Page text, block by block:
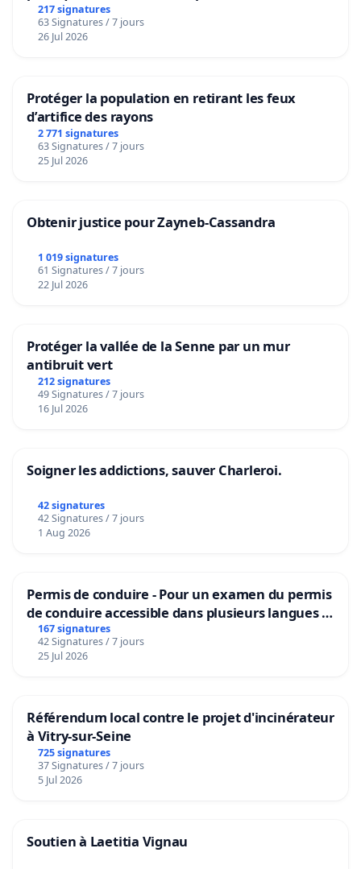
217 signatures
63 Signatures / 7 jours
26 Jul 2026
Protéger la population en retirant les feux
d’artifice des rayons
2 771 signatures
63 Signatures / 7 jours
25 Jul 2026
Obtenir justice pour Zayneb-Cassandra
1 019 signatures
61 Signatures / 7 jours
22 Jul 2026
Protéger la vallée de la Senne par un mur
antibruit vert
212 signatures
49 Signatures / 7 jours
16 Jul 2026
Soigner les addictions, sauver Charleroi.
42 signatures
42 Signatures / 7 jours
1 Aug 2026
Permis de conduire - Pour un examen du permis
de conduire accessible dans plusieurs langues à
Bruxelles
167 signatures
42 Signatures / 7 jours
25 Jul 2026
Référendum local contre le projet d'incinérateur
à Vitry-sur-Seine
725 signatures
37 Signatures / 7 jours
5 Jul 2026
Soutien à Laetitia Vignau